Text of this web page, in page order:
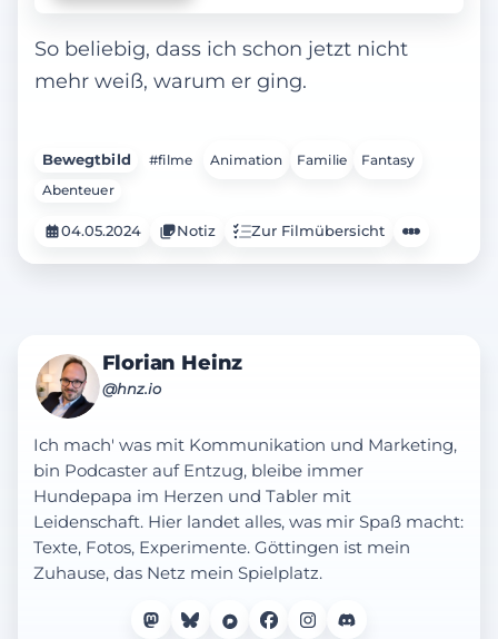
eine abenteuerliche Reise durch
unterschiedliche Welten, um ihre
Gemeinschaft zu retten. Gemeinsam
beweisen, dass der Wunsch einer
entschlossenen Person in Verbindung
bewirken kann...
So beliebig, dass ich schon jetzt nicht
mehr weiß, warum er ging.
Bewegtbild #filme Animation Familie
Fantasy
Abenteuer
04.05.2024 Notiz Zur Filmübersicht
Florian Heinz
@hnz.io
Ich mach' was mit Kommunikation und Marketing,
bin Podcaster auf Entzug, bleibe immer
Hundepapa im Herzen und Tabler mit
Leidenschaft. Hier landet alles, was mir Spaß macht:
Texte, Fotos, Experimente. Göttingen ist mein
Zuhause, das Netz mein Spielplatz.